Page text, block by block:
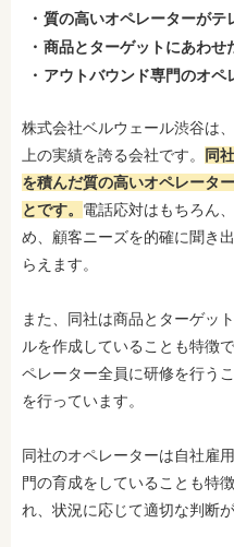
質の高いオペレーターがテ
商品とターゲットにあわせ
アウトバウンド専門のオペ
株式会社ベルウェール渋谷は
上の実績を誇る会社です。
同
を積んだ質の高いオペレータ
とです。 電話応対はもちろん
め、顧客ニーズを的確に聞き
らえます。
また、同社は商品とターゲッ
ルを作成していることも特徴
ペレーター全員に研修を行う
を行っています。
同社のオペレーターは自社雇
門の育成をしていることも特
れ、状況に応じて適切な判断が